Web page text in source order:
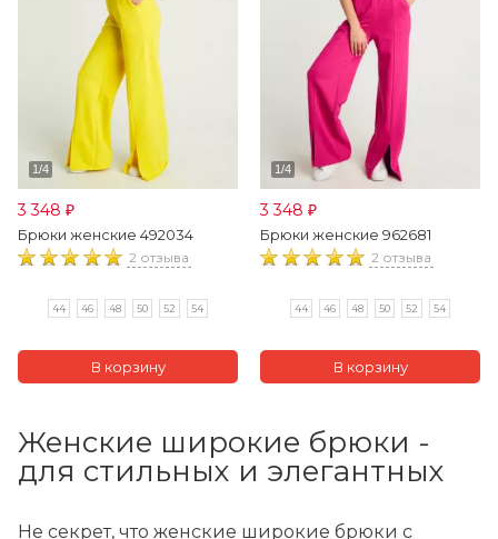
3 348 ₽
Брюки женские 492034
2 отзыва
44 46 48 50 52 54
3 348 ₽
Брюки женские 962681
2 отзыва
44 46 48 50 52 54
Женские широкие брюки -
для стильных и элегантных
Не секрет, что женские широкие брюки с